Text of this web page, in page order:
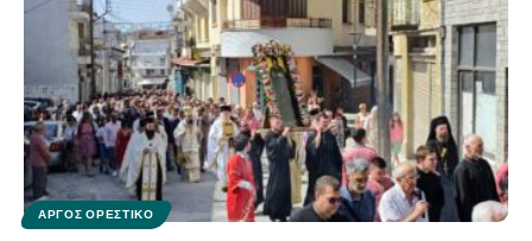
ΆΡΓΟΣ ΟΡΕΣΤΙΚΌ